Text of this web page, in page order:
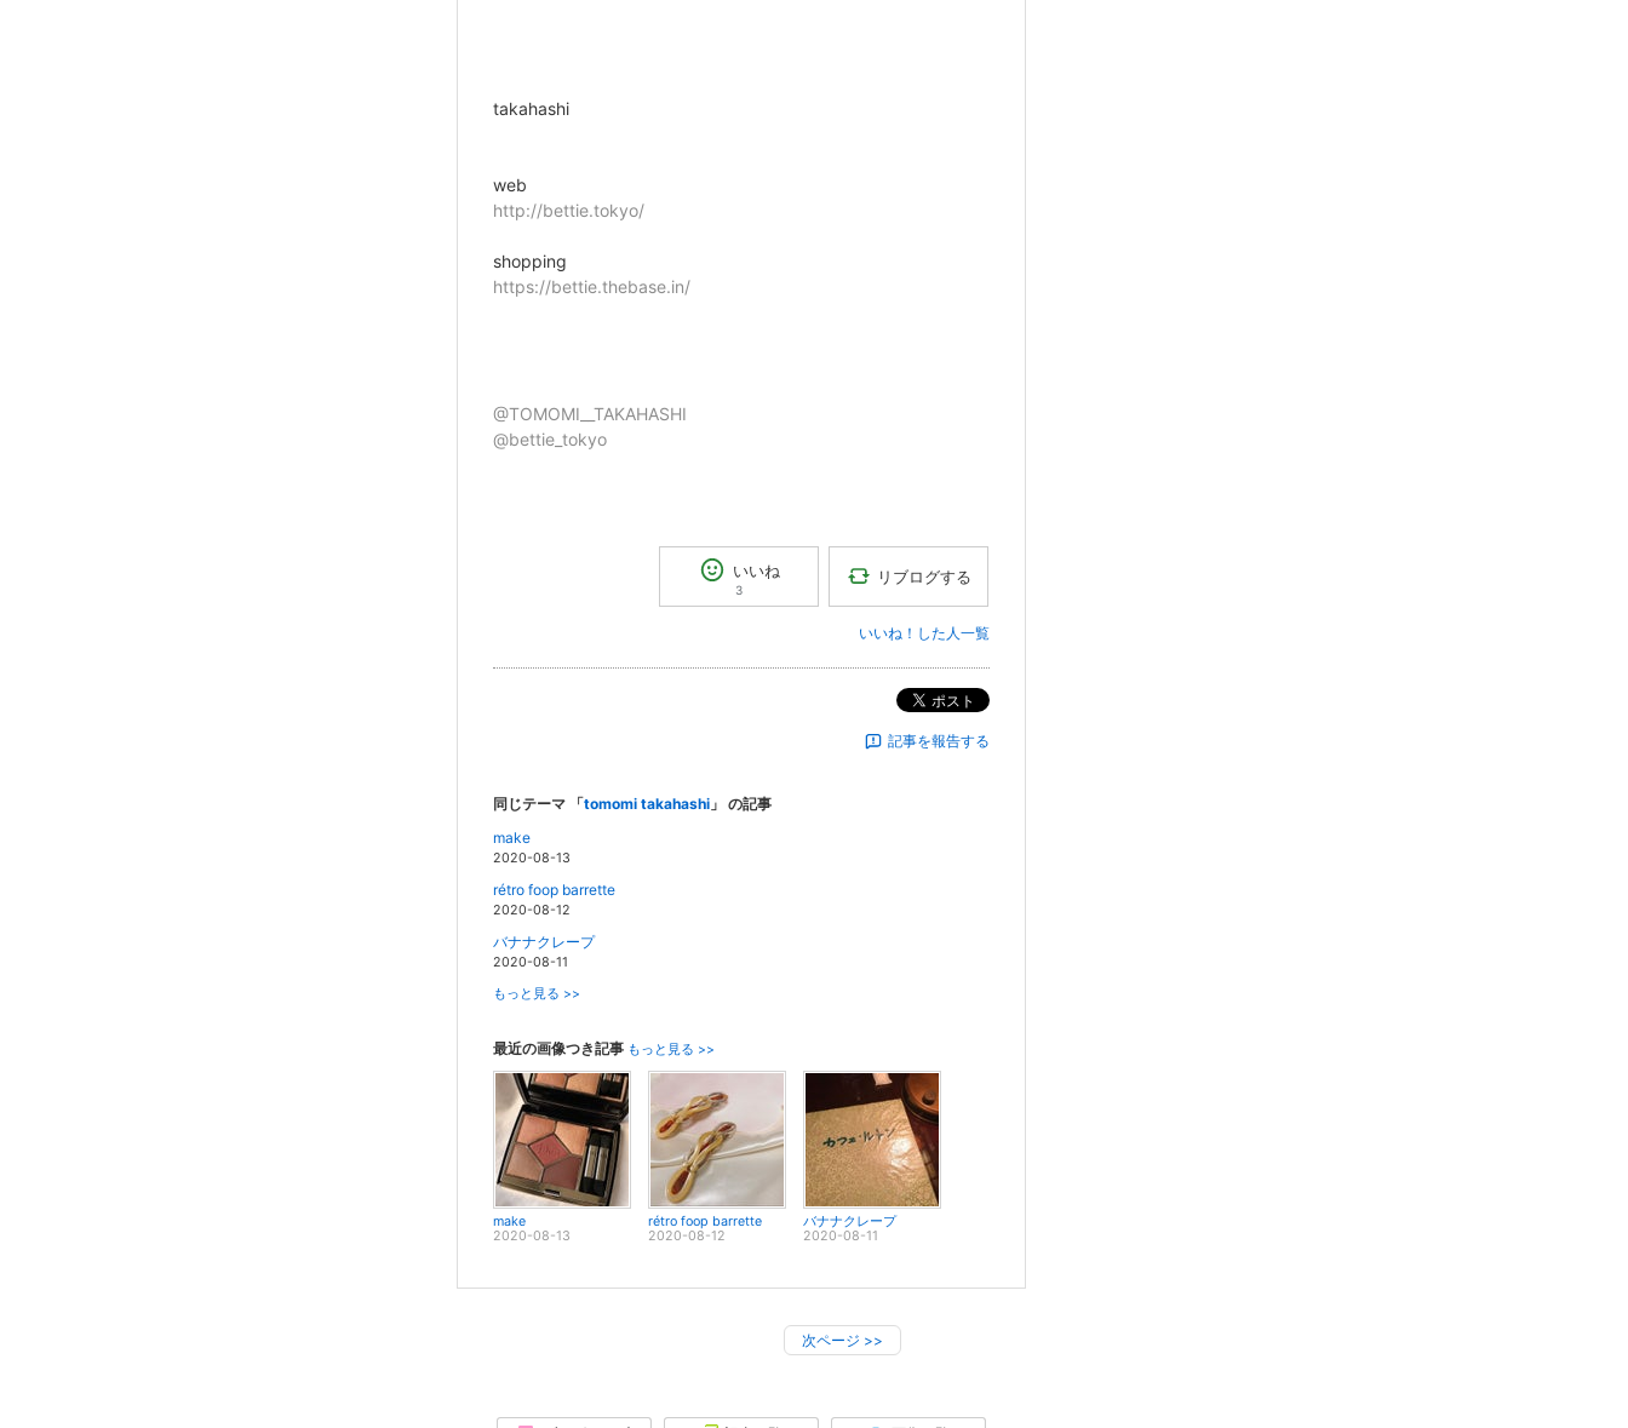
takahashi
web
http://bettie.tokyo/
shopping
https://bettie.thebase.in/
@TOMOMI__TAKAHASHI
@bettie_tokyo
いいね
3
リブログする
いいね！した人一覧
ポスト
記事を報告する
同じテーマ 「tomomi takahashi 」 の記事
make
2020-08-13
rétro foop barrette
2020-08-12
バナナクレープ
2020-08-11
もっと見る >>
最近の画像つき記事 もっと見る >>
make
2020-08-13
rétro foop barrette
2020-08-12
バナナクレープ
2020-08-11
次ページ >>